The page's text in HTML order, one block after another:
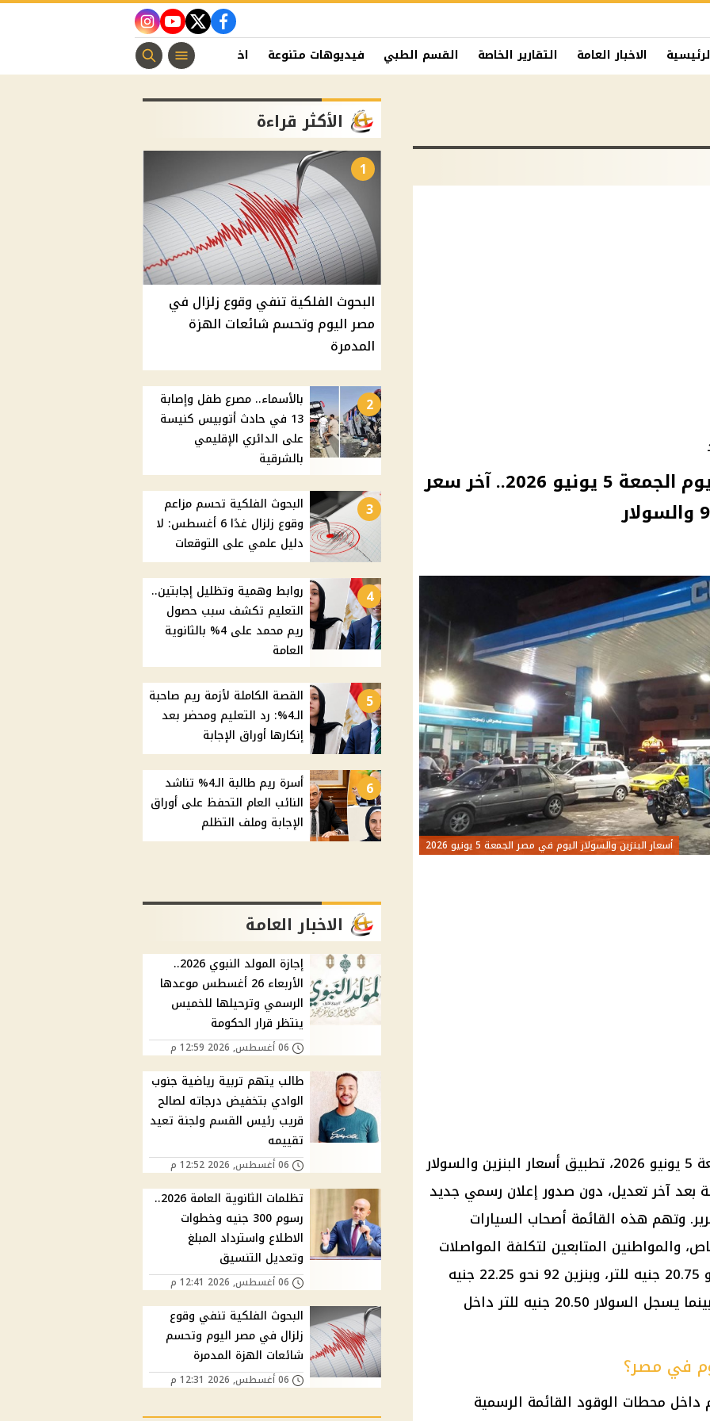
facebook
twitter
youtube
instagram
الاخبار العامة التقارير الخاصة القسم الطبي فيديوهات متنوعة اخبار الفن منوعات مسيحية
أسعار البنزين والسولار اليوم الجمعة 5 يونيو 2026.. آخر سعر
أسعار البنزين والسولار اليوم في مصر الجمعة 5 يونيو 2026
تواصل محطات الوقود، اليوم الجمعة 5 يونيو 2026، تطبيق أسعار البنزين والسولار
بعد آخر تعديل، دون صدور إعلان رسمي جديد
وتهم هذه القائمة أصحاب السيارات
والمواطنين المتابعين لتكلفة المواصلات
والسلع، حيث يبلغ سعر بنزين 80 نحو 20.75 جنيه للتر، وبنزين 92 نحو 22.25 جنيه
للتر، وبنزين 95 نحو 24 جنيهًا للتر، بينما يسجل السولار 20.50 جنيه للتر داخل
في مصر؟
داخل محطات الوقود القائمة الرسمية
الأكثر قراءة
1
البحوث الفلكية تنفي وقوع زلزال في
مصر اليوم وتحسم شائعات الهزة
المدمرة
2
بالأسماء.. مصرع طفل وإصابة
13 في حادث أتوبيس كنيسة
على الدائري الإقليمي
بالشرقية
3
البحوث الفلكية تحسم مزاعم
وقوع زلزال غدًا 6 أغسطس: لا
دليل علمي على التوقعات
4
روابط وهمية وتظليل إجابتين..
التعليم تكشف سبب حصول
ريم محمد على 4% بالثانوية
العامة
5
القصة الكاملة لأزمة ريم صاحبة
الـ4%: رد التعليم ومحضر بعد
إنكارها أوراق الإجابة
6
أسرة ريم طالبة الـ4% تناشد
النائب العام التحفظ على أوراق
الإجابة وملف التظلم
الاخبار العامة
إجازة المولد النبوي 2026..
الأربعاء 26 أغسطس موعدها
الرسمي وترحيلها للخميس
ينتظر قرار الحكومة
06 أغسطس, 2026 12:59 م
طالب يتهم تربية رياضية جنوب
الوادي بتخفيض درجاته لصالح
قريب رئيس القسم ولجنة تعيد
تقييمه
06 أغسطس, 2026 12:52 م
تظلمات الثانوية العامة 2026..
رسوم 300 جنيه وخطوات
الاطلاع واسترداد المبلغ
وتعديل التنسيق
06 أغسطس, 2026 12:41 م
البحوث الفلكية تنفي وقوع
زلزال في مصر اليوم وتحسم
شائعات الهزة المدمرة
06 أغسطس, 2026 12:31 م